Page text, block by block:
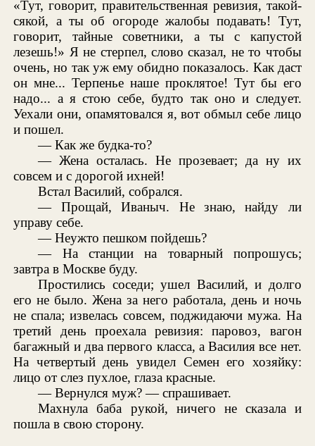
«Тут, говорит, правительственная ревизия, такой-
сякой, а ты об огороде жалобы подавать! Тут,
говорит, тайные советники, а ты с капустой
лезешь!» Я не стерпел, слово сказал, не то чтобы
очень, но так уж ему обидно показалось. Как даст
он мне... Терпенье наше проклятое! Тут бы его
надо... а я стою себе, будто так оно и следует.
Уехали они, опамятовался я, вот обмыл себе лицо
и пошел.
— Как же будка-то?
— Жена осталась. Не прозевает; да ну их
совсем и с дорогой ихней!
Встал Василий, собрался.
— Прощай, Иваныч. Не знаю, найду ли
управу себе.
— Неужто пешком пойдешь?
— На станции на товарный попрошусь;
завтра в Москве буду.
Простились соседи; ушел Василий, и долго
его не было. Жена за него работала, день и ночь
не спала; извелась совсем, поджидаючи мужа. На
третий день проехала ревизия: паровоз, вагон
багажный и два первого класса, а Василия все нет.
На четвертый день увидел Семен его хозяйку:
лицо от слез пухлое, глаза красные.
— Вернулся муж? — спрашивает.
Махнула баба рукой, ничего не сказала и
пошла в свою сторону.